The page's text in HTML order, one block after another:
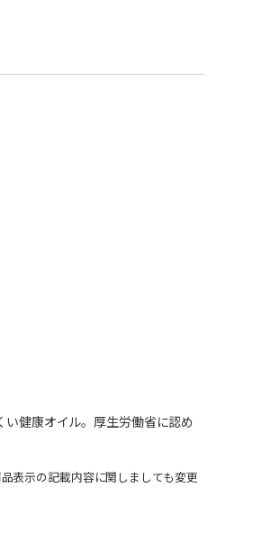
健康オイル。厚生労働省に認め
表示の記載内容に関しましても変更